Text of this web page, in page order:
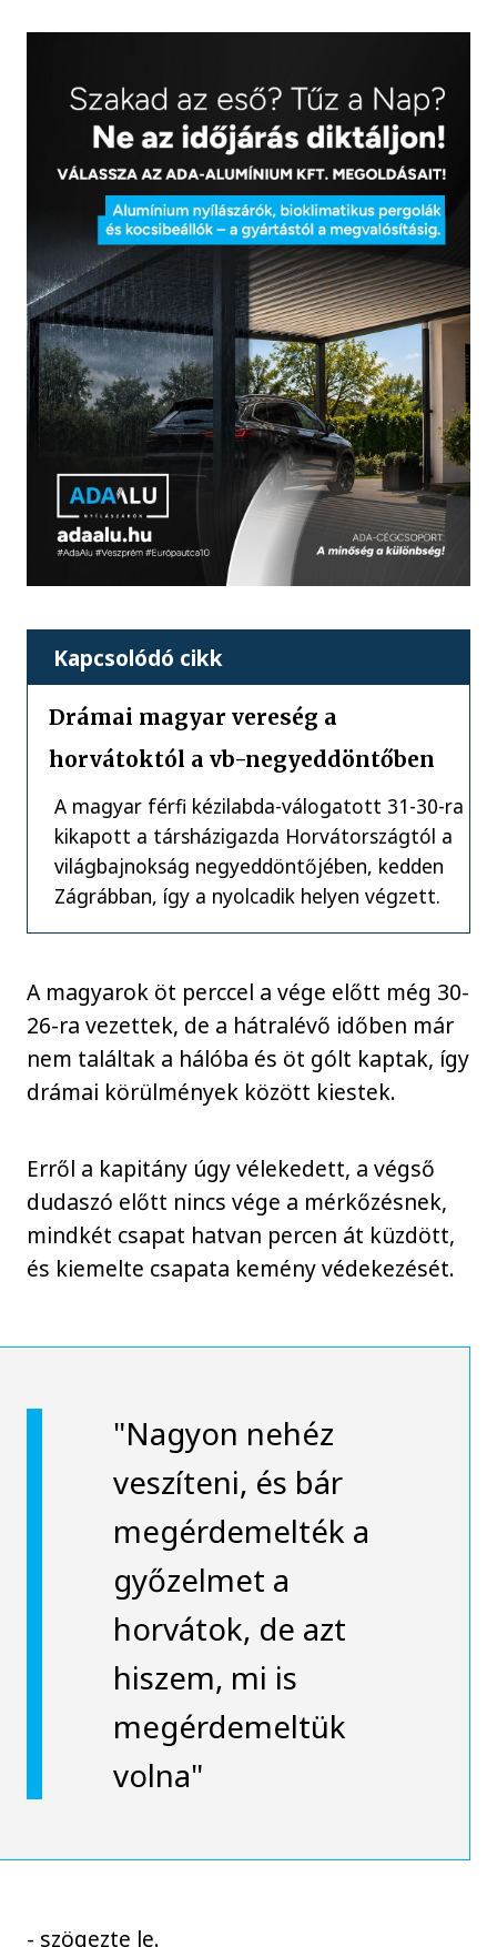
Kapcsolódó cikk
Drámai magyar vereség a
horvátoktól a vb-negyeddöntőben
A magyar férfi kézilabda-válogatott 31-30-ra
kikapott a társházigazda Horvátországtól a
világbajnokság negyeddöntőjében, kedden
Zágrábban, így a nyolcadik helyen végzett.
A magyarok öt perccel a vége előtt még 30-
26-ra vezettek, de a hátralévő időben már
nem találtak a hálóba és öt gólt kaptak, így
drámai körülmények között kiestek.
Erről a kapitány úgy vélekedett, a végső
dudaszó előtt nincs vége a mérkőzésnek,
mindkét csapat hatvan percen át küzdött,
és kiemelte csapata kemény védekezését.
"Nagyon nehéz
veszíteni, és bár
megérdemelték a
győzelmet a
horvátok, de azt
hiszem, mi is
megérdemeltük
volna"
- szögezte le.